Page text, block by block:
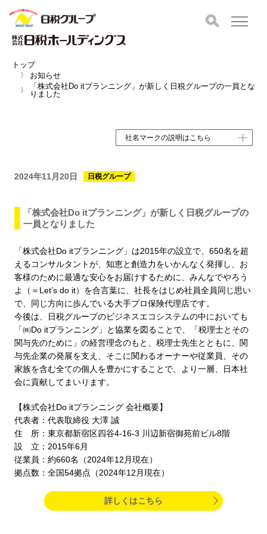
トップ
お知らせ
「株式会社Do itプランニング」が新しく日税グループの一員とな
りました
社名マークの説明はこちら
2024年11月20日 日税グループ
「株式会社Do itプランニング」が新しく日税グループの
一員となりました
「株式会社Do itプランニング」は2015年の設立で、650名を超
えるコンサルタントが、知恵と創造力をいかんなく発揮し、お
客様のために最適な安心をお届けするために、みんなでやろう
よ（＝Let’s do it）を合言葉に、社長をはじめ社員全員同じ思い
で、同じ方向に歩んでいる大手プロ保険代理店です。
今後は、日税グループのビジネスエコシステムの中においても
「㈱Do itプランニング」と協業を図ることで、「税理士とその
関与先のために」の経営理念のもと、税理士先生とともに、関
与先企業の発展を支え、そこに関わるオーナーや従業員、その
家族を含む全ての個人を豊かにすることで、より一層、日本社
会に貢献してまいります。
【株式会社Do itプランニング 会社概要】
代表者：代表取締役 大澤 誠
住 所：東京都新宿区四谷4-16-3 川辺新宿御苑前ビル8階
設 立：2015年6月
従業員：約660名（2024年12月現在）
拠点数：全国54拠点（2024年12月現在）
詳しくはこちら